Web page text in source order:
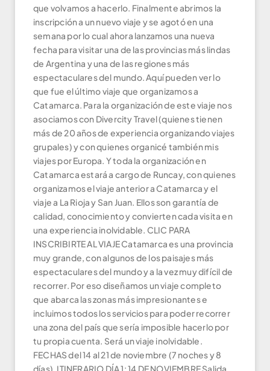
que volvamos a hacerlo. Finalmente abrimos la
inscripción a un nuevo viaje y se agotó en una
semana por lo cual ahora lanzamos una nueva
fecha para visitar una de las provincias más lindas
de Argentina y una de las regiones más
espectaculares del mundo. Aquí pueden ver lo
que fue el último viaje que organizamos a
Catamarca. Para la organización de este viaje nos
asociamos con Divercity Travel (quienes tienen
más de 20 años de experiencia organizando viajes
grupales) y con quienes organicé también mis
viajes por Europa. Y toda la organización en
Catamarca estará a cargo de Runcay, con quienes
organizamos el viaje anterior a Catamarca y el
viaje a La Rioja y San Juan. Ellos son garantía de
calidad, conocimiento y convierten cada visita en
una experiencia inolvidable. CLIC PARA
INSCRIBIRTE AL VIAJE Catamarca es una provincia
muy grande, con algunos de los paisajes más
espectaculares del mundo y a la vez muy difícil de
recorrer. Por eso diseñamos un viaje completo
que abarca las zonas más impresionantes e
incluimos todos los servicios para poder recorrer
una zona del país que sería imposible hacerlo por
tu propia cuenta. Será un viaje inolvidable.
FECHAS del 14 al 21 de noviembre (7 noches y 8
días). ITINERARIO DÍA 1: 14 DE NOVIEMBRE Salida